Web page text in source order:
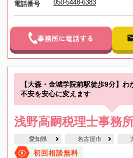
電話番号 050-5448-6383
事務所に電話する
【大森・金城学院前駅徒歩9分】
不安を安心に変えます
浅野高嗣税理士事務
愛知県 名古屋市
初回相談無料